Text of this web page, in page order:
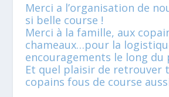
Merci a l’organisation de
si belle course !
Merci à la famille, aux
chameaux…pour la
encouragements le long du
Et quel plaisir de retrouver
copains fous de course